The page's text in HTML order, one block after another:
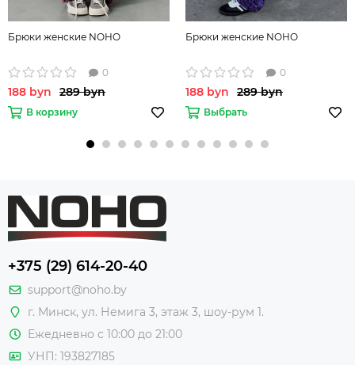
Брюки женские NOHO
0
188 byn 289 byn
В корзину
Брюки женские NOHO
0
188 byn 289 byn
Выбрать
+375 (29) 614-20-40
support@noho.by
г. Минск, ул. Немига 3, этаж 3, шоу-рум 1.
Ежедневно с 10:00 до 21:00
УНП: 193827185